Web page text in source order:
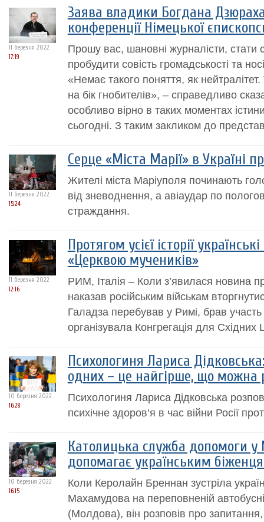
11 березня 2022
17:19
Заява владики Богдана
конференції Німецької
Прошу вас, шановні журналісти, стати
пробудити совість громадськості та
«Немає такого поняття, як
на бік гнобителів», – справедливо
особливо вірно в таких моментах
сьогодні. З таким закликом до
11 березня 2022
15:24
Серце «Міста Марії» в Україні
Жителі міста Маріуполя починають
від зневоднення, а авіаудар по
страждання.
11 березня 2022
12:16
Протягом усієї історії
«Церквою мучеників»
РИМ, Італія – Коли з’явилася новина
наказав російським військам
Галадза перебував у Римі, брав участь
організувала Конгрегація для Східних
10 березня 2022
16:28
Психологиня Лариса
одних – це найгірше, що можна
Психологиня Лариса Дідковська
психічне здоров’я в час війни Росії
10 березня 2022
16:15
Католицька служба допомоги у
допомагає українським
Коли Керолайн Бреннан зустріла
Махамудова на переповненій
(Молдова), він розповів про запитання,